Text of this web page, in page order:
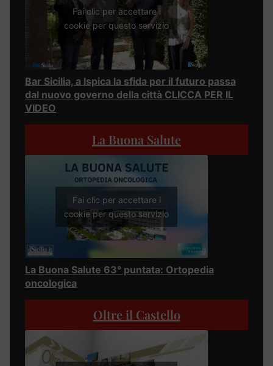
Fai clic per accettare i
cookie per questo servizio
Bar Sicilia, a Ispica la sfida per il futuro passa
dal nuovo governo della città CLICCA PER IL
VIDEO
La Buona Salute
Fai clic per accettare i
cookie per questo servizio
La Buona Salute 63° puntata: Ortopedia
oncologica
Oltre il Castello